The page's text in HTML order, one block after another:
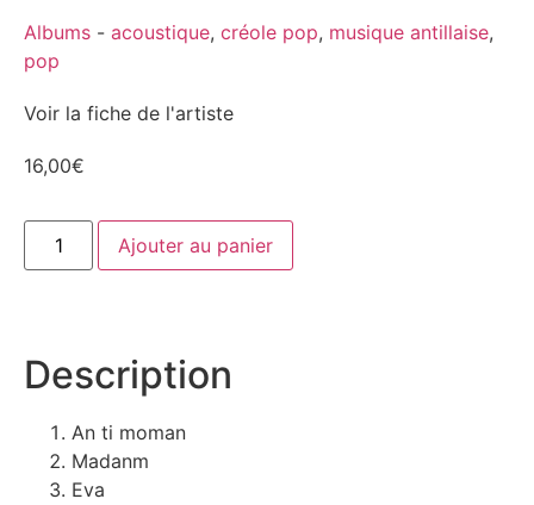
Albums - acoustique, créole pop, musique antillaise,
pop
Voir la fiche de l'artiste
16,00€
Ajouter au panier
Description
An ti moman
Madanm
Eva